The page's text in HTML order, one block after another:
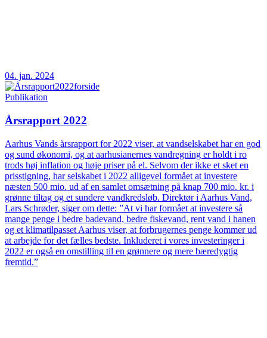
04. jan. 2024
Publikation
Årsrapport 2022
Aarhus Vands årsrapport for 2022 viser, at vandselskabet har en god
og sund økonomi, og at aarhusianernes vandregning er holdt i ro
trods høj inflation og høje priser på el. Selvom der ikke et sket en
prisstigning, har selskabet i 2022 alligevel formået at investere
næsten 500 mio. ud af en samlet omsætning på knap 700 mio. kr. i
grønne tiltag og et sundere vandkredsløb. Direktør i Aarhus Vand,
Lars Schrøder, siger om dette: ”At vi har formået at investere så
mange penge i bedre badevand, bedre fiskevand, rent vand i hanen
og et klimatilpasset Aarhus viser, at forbrugernes penge kommer ud
at arbejde for det fælles bedste. Inkluderet i vores investeringer i
2022 er også en omstilling til en grønnere og mere bæredygtig
fremtid.”